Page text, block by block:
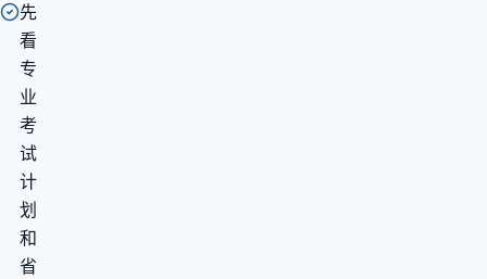
先
看
专
业
考
试
计
划
和
省